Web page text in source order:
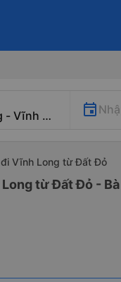
Vĩnh Long từ Đất Đỏ
từ Đất Đỏ -